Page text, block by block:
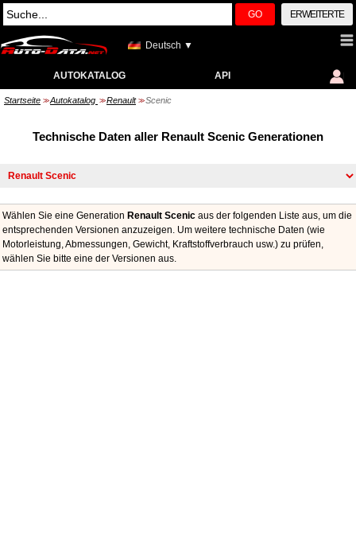
GO ERWEITERTE
Deutsch ▼
AUTOKATALOG API
Startseite >> Autokatalog >> Renault >> Scenic
Technische Daten aller Renault Scenic Generationen
Wählen Sie eine Generation Renault Scenic aus der folgenden Liste aus, um die
entsprechenden Versionen anzuzeigen. Um weitere technische Daten (wie
Motorleistung, Abmessungen, Gewicht, Kraftstoffverbrauch usw.) zu prüfen,
wählen Sie bitte eine der Versionen aus.